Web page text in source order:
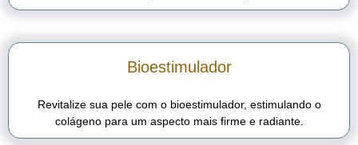
Bioestimulador
Revitalize sua pele com o bioestimulador, estimulando o
colágeno para um aspecto mais firme e radiante.